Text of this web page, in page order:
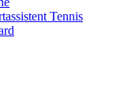
Tennis